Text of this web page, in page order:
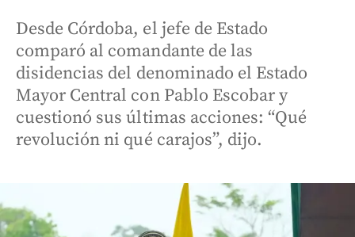
Desde Córdoba, el jefe de Estado
comparó al comandante de las
disidencias del denominado el Estado
Mayor Central con Pablo Escobar y
cuestionó sus últimas acciones: “Qué
revolución ni qué carajos”, dijo.